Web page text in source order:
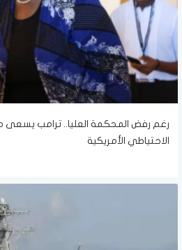
رغم رفض المحكمة العليا.. ترامب يسعى
الاحتياطي الأمريكية